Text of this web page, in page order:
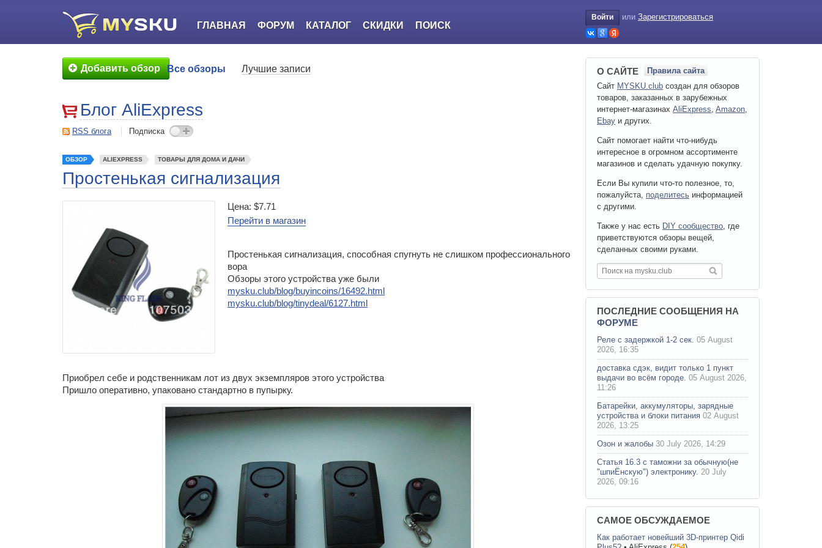
ГЛАВНАЯ ФОРУМ КАТАЛОГ СКИДКИ ПОИСК
Войти или Зарегистрироваться
Добавить обзор Все обзоры Лучшие записи
Блог AliExpress
RSS блога Подписка
ОБЗОР ALIEXPRESS ТОВАРЫ ДЛЯ ДОМА И ДАЧИ
Простенькая сигнализация
Цена: $7.71
Перейти в магазин
Простенькая сигнализация, способная спугнуть не слишком профессионального
вора
Обзоры этого устройства уже были
mysku.club/blog/buyincoins/16492.html
mysku.club/blog/tinydeal/6127.html
Приобрел себе и родственникам лот из двух экземпляров этого устройства
Пришло оперативно, упаковано стандартно в пупырку.
О САЙТЕ
Правила сайта
Сайт MYSKU.club cоздан для обзоров
товаров, заказанных в зарубежных
интернет-магазинах AliExpress, Amazon,
Ebay и других.
Сайт помогает найти что-нибудь
интересное в огромном ассортименте
магазинов и сделать удачную покупку.
Если Вы купили что-то полезное, то,
пожалуйста, поделитесь информацией
с другими.
Также у нас есть DIY сообщество, где
приветствуются обзоры вещей,
сделанных своими руками.
ПОСЛЕДНИЕ СООБЩЕНИЯ НА
ФОРУМЕ
Реле с задержкой 1-2 сек. 05 August
2026, 16:35
доставка сдэк, видит только 1 пункт
выдачи во всём городе. 05 August 2026,
11:26
Батарейки, аккумуляторы, зарядные
устройства и блоки питания 02 August
2026, 13:25
Озон и жалобы 30 July 2026, 14:29
Статья 16.3 с таможни за обычную(не
"шпиЁнскую") электронику. 20 July
2026, 09:16
САМОЕ ОБСУЖДАЕМОЕ
Как работает новейший 3D-принтер Qidi